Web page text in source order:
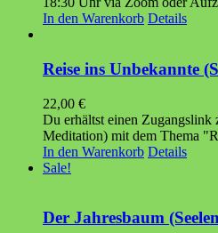
In den Warenkorb Details
Reise ins Unbekannte
22,00 €
Du erhältst einen Zugangslink
Meditation) mit dem Thema
In den Warenkorb Details
Sale!
Der Jahresbaum